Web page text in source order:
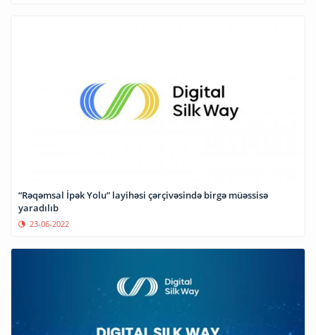
“Rəqəmsal İpək Yolu” layihəsi çərçivəsində birgə müəssisə
23-06-2022